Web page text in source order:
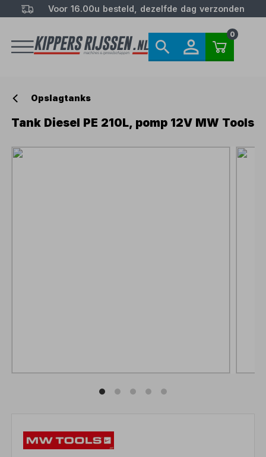
Voor 16.00u besteld, dezelfde dag verzonden
0
Opslagtanks
Tank Diesel PE 210L, pomp 12V MW Tools